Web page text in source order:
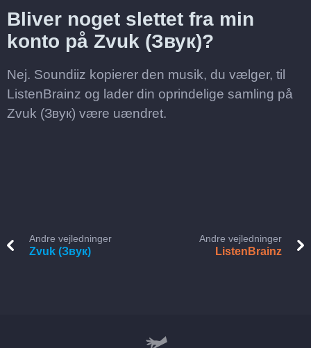
Bliver noget slettet fra min
konto på Zvuk (Звук)?
Nej. Soundiiz kopierer den musik, du vælger, til
ListenBrainz og lader din oprindelige samling på
Zvuk (Звук) være uændret.
Andre vejledninger
Zvuk (Звук)
Andre vejledninger
ListenBrainz